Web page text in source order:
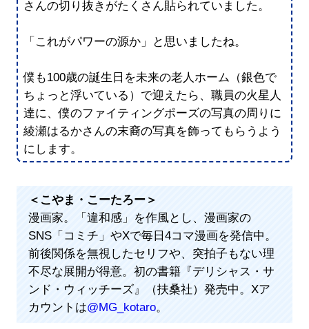
さんの切り抜きがたくさん貼られていました。
「これがパワーの源か」と思いましたね。
僕も100歳の誕生日を未来の老人ホーム（銀色で
ちょっと浮いている）で迎えたら、職員の火星人
達に、僕のファイティングポーズの写真の周りに
綾瀬はるかさんの末裔の写真を飾ってもらうよう
にします。
＜こやま・こーたろー＞
漫画家。「違和感」を作風とし、漫画家の
SNS「コミチ」やXで毎日4コマ漫画を発信中。
前後関係を無視したセリフや、突拍子もない理
不尽な展開が得意。初の書籍『デリシャス・サ
ンド・ウィッチーズ』（扶桑社）発売中。Xア
カウントは@MG_kotaro。